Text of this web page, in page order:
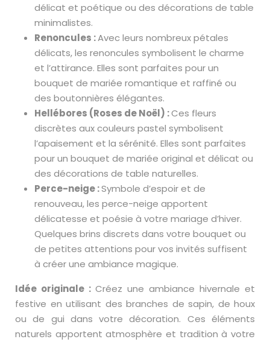
délicat et poétique ou des décorations de table
minimalistes.
Renoncules :Avec leurs nombreux pétales
délicats, les renoncules symbolisent le charme
et l’attirance. Elles sont parfaites pour un
bouquet de mariée romantique et raffiné ou
des boutonnières élégantes.
Hellébores (Roses de Noël) :Ces fleurs
discrètes aux couleurs pastel symbolisent
l’apaisement et la sérénité. Elles sont parfaites
pour un bouquet de mariée original et délicat ou
des décorations de table naturelles.
Perce-neige :Symbole d’espoir et de
renouveau, les perce-neige apportent
délicatesse et poésie à votre mariage d’hiver.
Quelques brins discrets dans votre bouquet ou
de petites attentions pour vos invités suffisent
à créer une ambiance magique.
Idée originale : Créez une ambiance hivernale et
festive en utilisant des branches de sapin, de houx
ou de gui dans votre décoration. Ces éléments
naturels apportent atmosphère et tradition à votre